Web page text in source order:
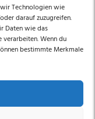
Technologien wie
darauf zuzugreifen.
Daten wie das
Wenn du
bestimmte Merkmale
an